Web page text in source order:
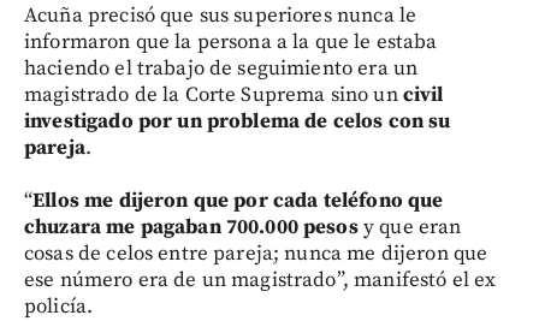
Acuña precisó que sus superiores nunca le
informaron que la persona a la que le estaba
haciendo el trabajo de seguimiento era un
magistrado de la Corte Suprema sino uncivil
investigado por un problema de celos con su
pareja.
“Ellos me dijeron que por cada teléfono que
chuzara me pagaban 700.000 pesosy que eran
cosas de celos entre pareja; nunca me dijeron que
ese número era de un magistrado”, manifestó el ex
policía.